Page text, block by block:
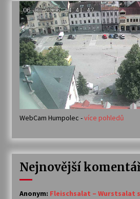
WebCam Humpolec -více pohledů
Nejnovější
Anonym: Fleischsalat – Wurstsalat